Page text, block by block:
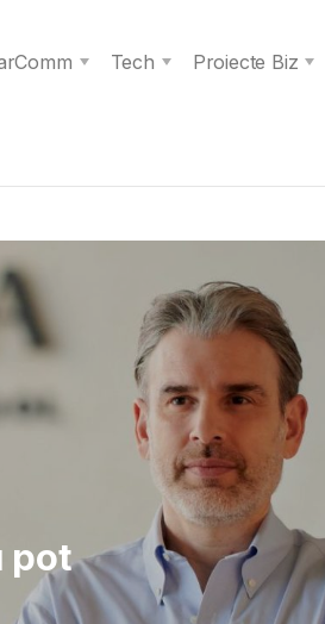
Tech
Proiecte Biz